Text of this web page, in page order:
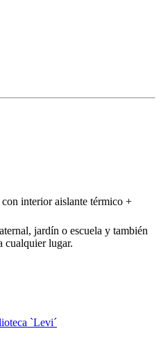
interior aislante térmico +
jardín o escuela y también
cualquier lugar.